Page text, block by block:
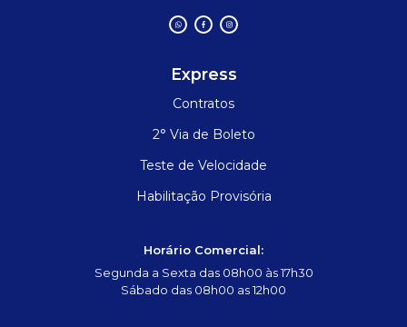
Express
Contratos
2° Via de Boleto
Teste de Velocidade
Habilitação Provisória
Horário Comercial:
Segunda a Sexta das 08h00 às 17h30
Sábado das 08h00 as 12h00